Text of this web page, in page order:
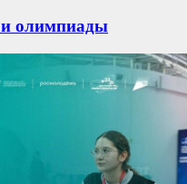
олимпиады